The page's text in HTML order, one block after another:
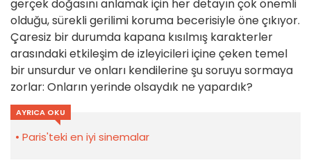
gerçek doğasını anlamak için her detayın çok önemli
olduğu, sürekli gerilimi koruma becerisiyle öne çıkıyor.
Çaresiz bir durumda kapana kısılmış karakterler
arasındaki etkileşim de izleyicileri içine çeken temel
bir unsurdur ve onları kendilerine şu soruyu sormaya
zorlar: Onların yerinde olsaydık ne yapardık?
AYRICA OKU
Paris'teki en iyi sinemalar